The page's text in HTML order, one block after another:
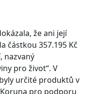
že ani její
částkou 357.195 Kč
nazvaný
pro život“. V
určité produktů v
pro podporu